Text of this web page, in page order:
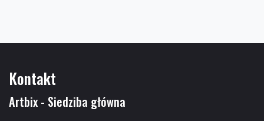
Kontakt
Artbix - Siedziba główna